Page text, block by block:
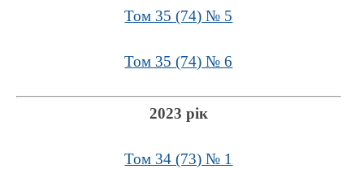
Том 35 (74) № 5
Том 35 (74) № 6
2023 рік
Том 34 (73) № 1